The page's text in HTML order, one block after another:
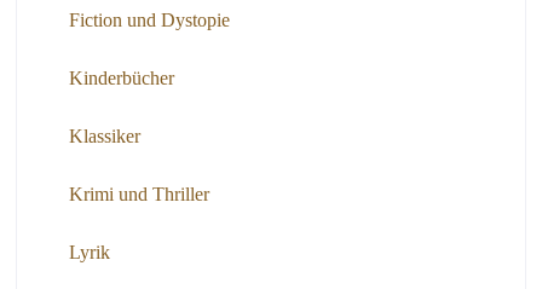
Fiction und Dystopie
Kinderbücher
Klassiker
Krimi und Thriller
Lyrik